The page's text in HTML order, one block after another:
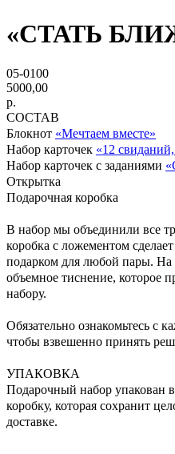
«СТАТЬ
05-0100
5000,00
р.
СОСТАВ
Блокнот «Мечтаем вместе»
Набор карточек «12
Набор карточек с заданиями
Открытка
Подарочная коробка
В набор мы объединили все
коробка с ложементом
подарком для любой пары. На
объемное тиснение, которое
набору.
Обязательно ознакомьтесь с
чтобы взвешенно принять
УПАКОВКА
Подарочный набор упакован
коробку, которая сохранит
доставке.